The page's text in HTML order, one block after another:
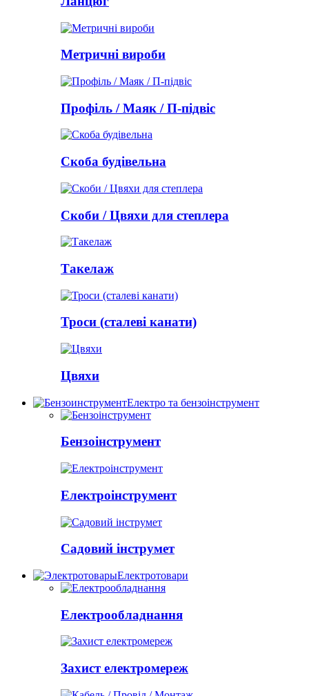
Метричні вироби
Профіль / Маяк / П-підвіс
Скоба будівельна
Скоби / Цвяхи для степлера
Такелаж
Троси (сталеві канати)
Цвяхи
Електро та бензоінструмент
Бензоінструмент
Електроінструмент
Садовий інструмет
Електротовари
Електрообладнання
Захист електромереж